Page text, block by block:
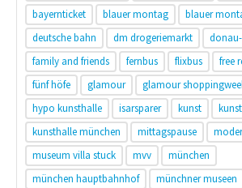
bayernticket
blauer montag blauer
deutsche bahn
dm drogeriemarkt
family and friends
fernbus flixbus free
fünf höfe
glamour glamour
hypo kunsthalle
isarsparer kunst
kunsthalle münchen
mittagspause
museum villa stuck
mvv
münchen
münchen hauptbahnhof
münchner museen